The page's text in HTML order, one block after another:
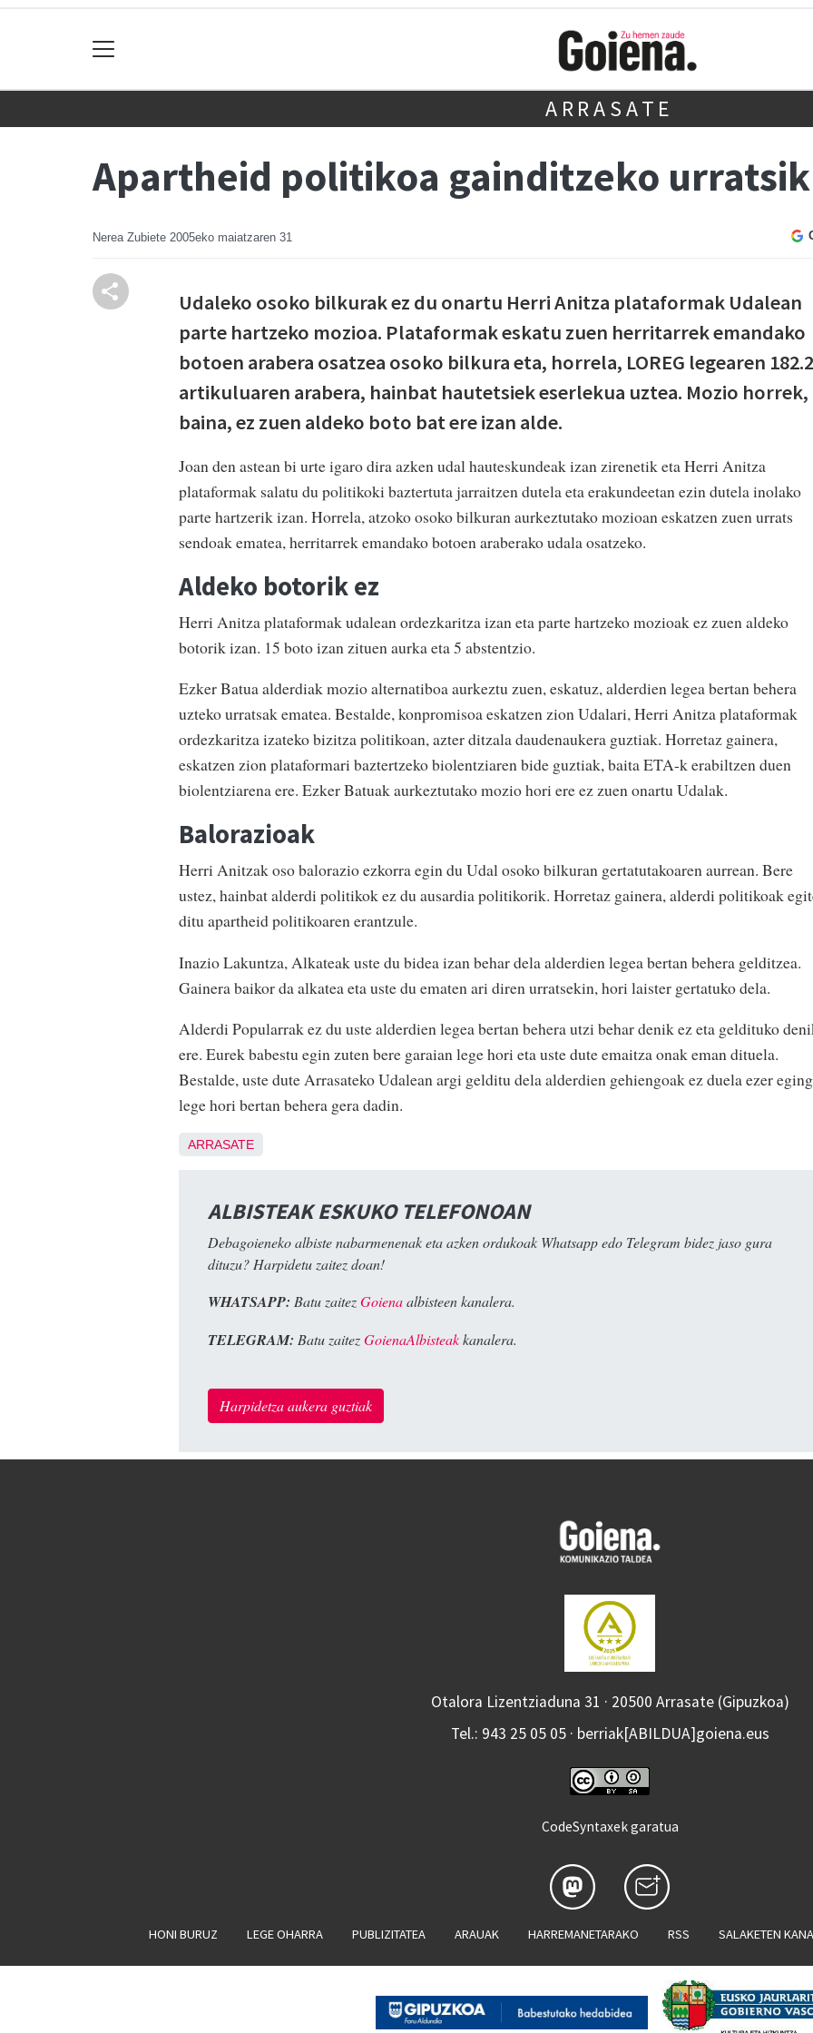
ARRASATE
Apartheid politikoa gainditzeko
Nerea Zubiete 2005eko maiatzaren 31
Udaleko osoko bilkurak ez du onartu Herri Anitza plataformak Udalean
parte hartzeko mozioa. Plataformak eskatu zuen herritarrek emandako
botoen arabera osatzea osoko bilkura eta, horrela, LOREG legearen 182.2
artikuluaren arabera, hainbat hautetsiek eserlekua uztea. Mozio horrek,
baina, ez zuen aldeko boto bat ere izan alde.
Joan den astean bi urte igaro dira azken udal hauteskundeak izan zirenetik eta Herri Anitza
plataformak salatu du politikoki baztertuta jarraitzen dutela eta erakundeetan ezin dutela inolako
parte hartzerik izan. Horrela, atzoko osoko bilkuran aurkeztutako mozioan eskatzen zuen urrats
sendoak ematea, herritarrek emandako botoen araberako udala osatzeko.
Aldeko botorik ez
Herri Anitza plataformak udalean ordezkaritza izan eta parte hartzeko mozioak ez zuen aldeko
botorik izan. 15 boto izan zituen aurka eta 5 abstentzio.
Ezker Batua alderdiak mozio alternatiboa aurkeztu zuen, eskatuz, alderdien legea bertan behera
uzteko urratsak ematea. Bestalde, konpromisoa eskatzen zion Udalari, Herri Anitza plataformak
ordezkaritza izateko bizitza politikoan, azter ditzala daudenaukera guztiak. Horretaz gainera,
eskatzen zion plataformari baztertzeko biolentziaren bide guztiak, baita ETA-k erabiltzen duen
biolentziarena ere. Ezker Batuak aurkeztutako mozio hori ere ez zuen onartu Udalak.
Balorazioak
Herri Anitzak oso balorazio ezkorra egin du Udal osoko bilkuran gertatutakoaren aurrean. Bere
ustez, hainbat alderdi politikok ez du ausardia politikorik. Horretaz gainera, alderdi politikoak
ditu apartheid politikoaren erantzule.
Inazio Lakuntza, Alkateak uste du bidea izan behar dela alderdien legea bertan behera gelditzea.
Gainera baikor da alkatea eta uste du ematen ari diren urratsekin, hori laister gertatuko dela.
Alderdi Popularrak ez du uste alderdien legea bertan behera utzi behar denik ez eta geldituko
ere. Eurek babestu egin zuten bere garaian lege hori eta uste dute emaitza onak eman dituela.
Bestalde, uste dute Arrasateko Udalean argi gelditu dela alderdien gehiengoak ez duela ezer
lege hori bertan behera gera dadin.
ARRASATE
ALBISTEAK ESKUKO TELEFONOAN
Debagoieneko albiste nabarmenenak eta azken ordukoak Whatsapp edo Telegram bidez jaso gura
dituzu? Harpidetu zaitez doan!
WHATSAPP: Batu zaitezGoienaalbisteen kanalera.
TELEGRAM: Batu zaitezGoienaAlbisteakkanalera.
Harpidetza aukera guztiak
Otalora Lizentziaduna 31 · 20500 Arrasate (Gipuzkoa)
Tel.: 943 25 05 05 · berriak[ABILDUA]goiena.eus
CodeSyntaxek garatua
HONI BURUZ LEGE OHARRA PUBLIZITATEA ARAUAK HARREMANETARAKO RSS SALAKETEN